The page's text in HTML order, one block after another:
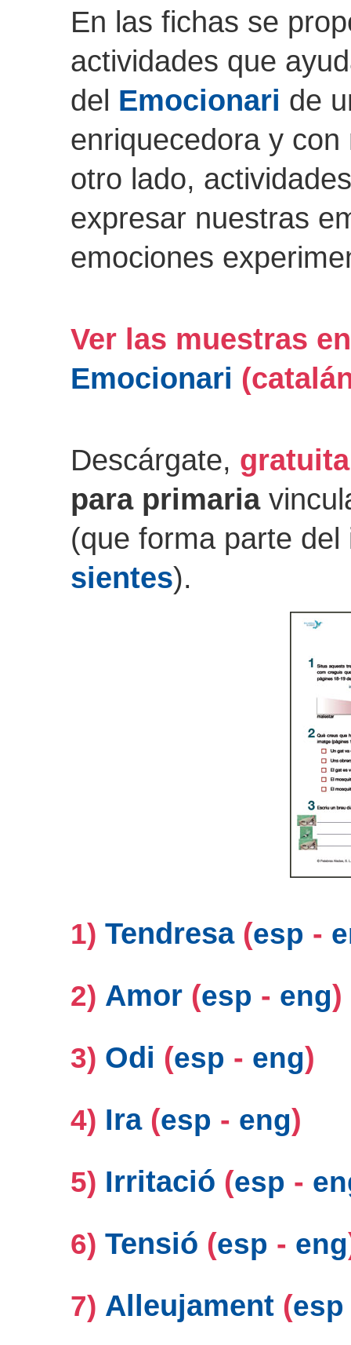
En las fichas se
actividades que
del Emocionari de
enriquecedora y
otro lado,
expresar nuestras
emociones
Ver las muestras
Emocionari
Descárgate,
para primaria
(que forma parte
sientes).
1) Tendresa (esp -
2) Amor (esp - eng)
3) Odi (esp - eng)
4) Ira (esp - eng)
5) Irritació (esp -
6) Tensió (esp - eng
7) Alleujament (esp